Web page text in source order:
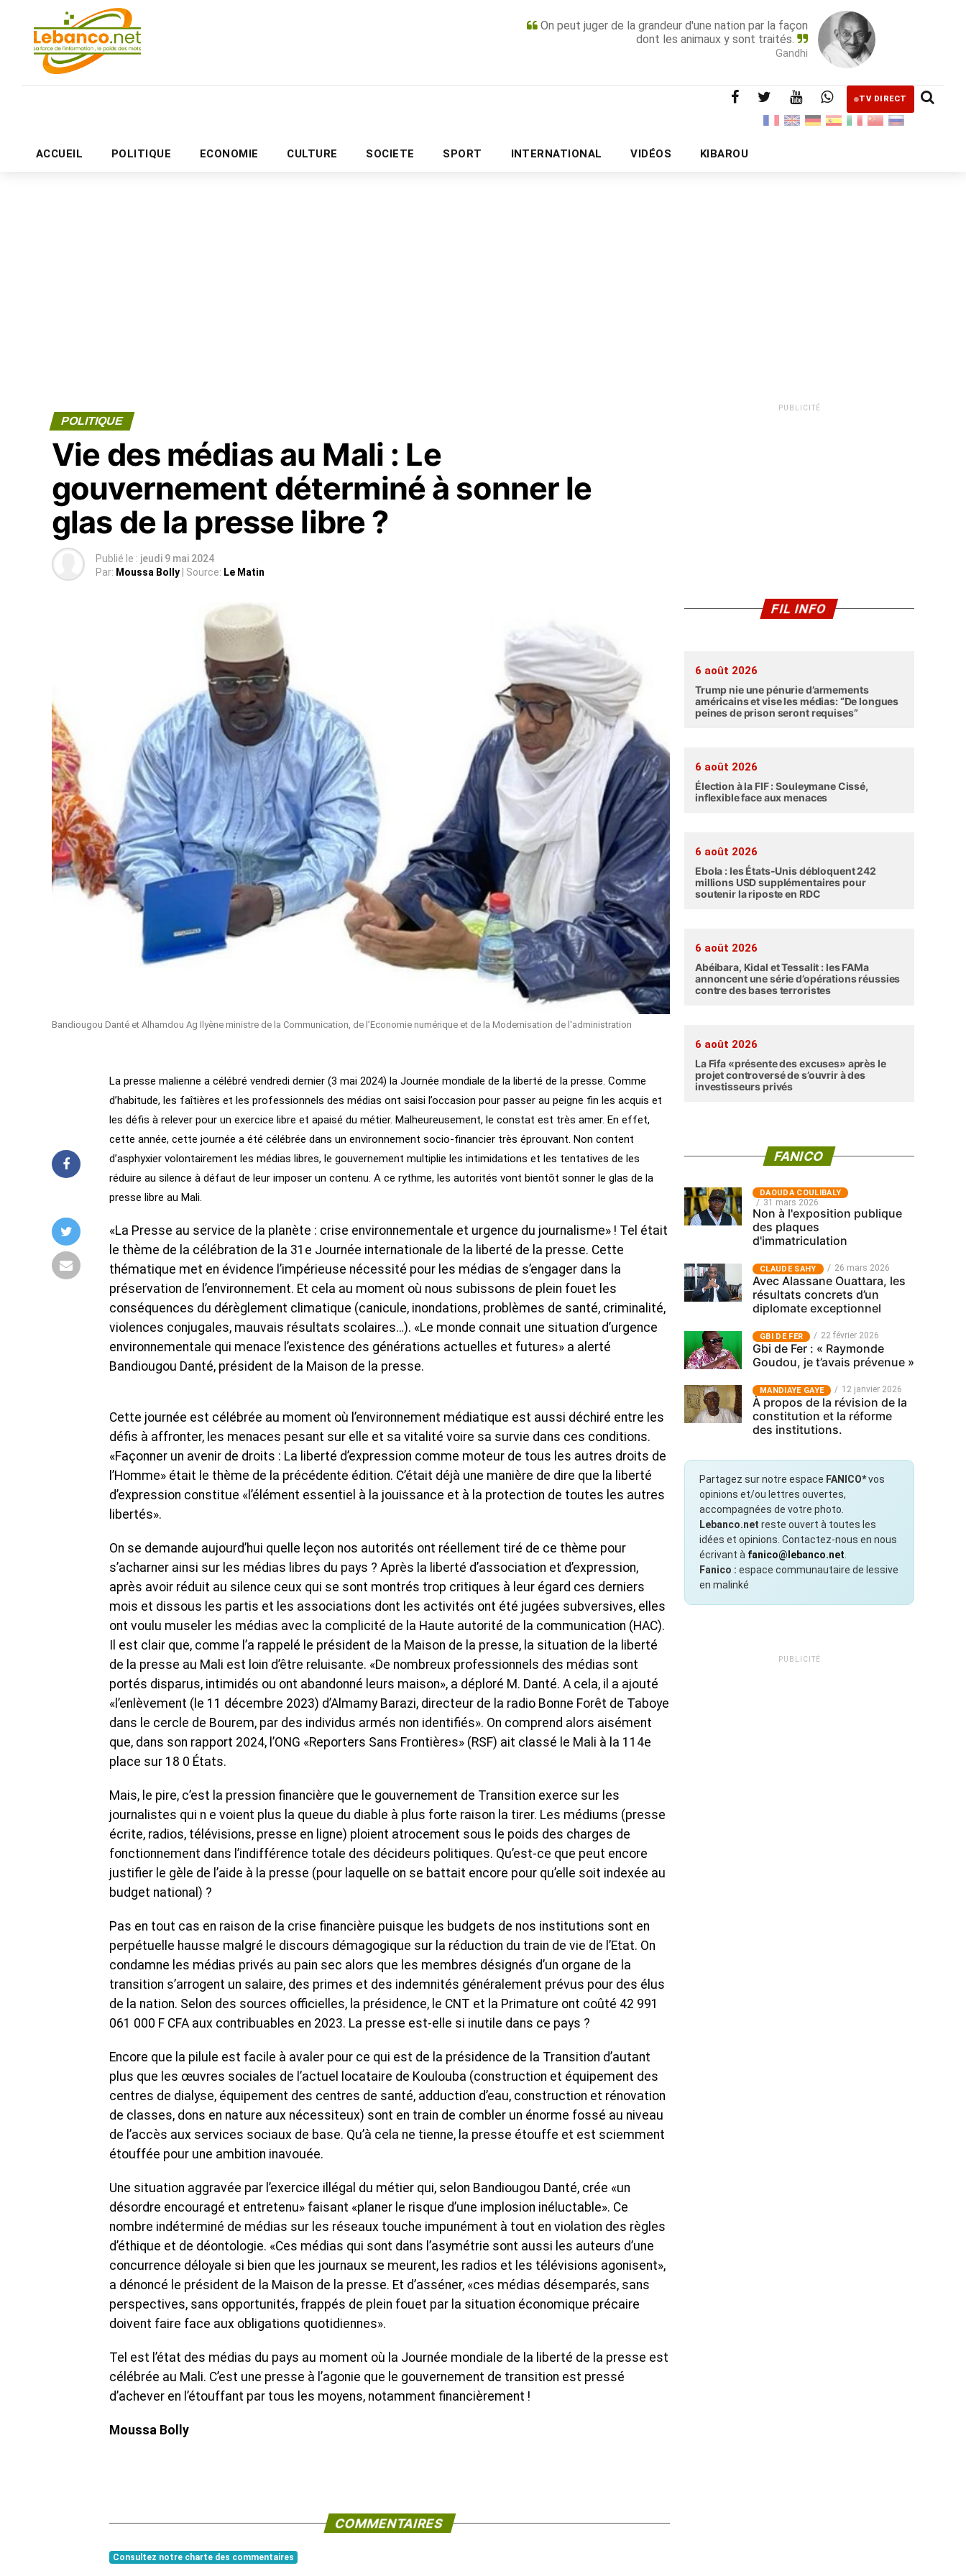
On peut juger de la grandeur d'une nation par la façon
dont les animaux y sont traités.
Gandhi
TV DIRECT
ACCUEIL POLITIQUE ECONOMIE CULTURE SOCIETE SPORT INTERNATIONAL VIDÉOS KIBAROU
PUBLICITÉ
POLITIQUE
Vie des médias au Mali : Le
gouvernement déterminé à sonner le
glas de la presse libre ?
Publié le : jeudi 9 mai 2024
Par: Moussa Bolly | Source: Le Matin
Bandiougou Danté et Alhamdou Ag Ilyène ministre de la Communication, de l’Economie numérique et de la Modernisation de l'administration
La presse malienne a célébré vendredi dernier (3 mai 2024) la Journée mondiale de la liberté de la presse. Comme
d’habitude, les faîtières et les professionnels des médias ont saisi l’occasion pour passer au peigne fin les acquis et
les défis à relever pour un exercice libre et apaisé du métier. Malheureusement, le constat est très amer. En effet,
cette année, cette journée a été célébrée dans un environnement socio-financier très éprouvant. Non content
d’asphyxier volontairement les médias libres, le gouvernement multiplie les intimidations et les tentatives de les
réduire au silence à défaut de leur imposer un contenu. A ce rythme, les autorités vont bientôt sonner le glas de la
presse libre au Mali.
«La Presse au service de la planète : crise environnementale et urgence du journalisme» ! Tel était
le thème de la célébration de la 31e Journée internationale de la liberté de la presse. Cette
thématique met en évidence l’impérieuse nécessité pour les médias de s’engager dans la
préservation de l’environnement. Et cela au moment où nous subissons de plein fouet les
conséquences du dérèglement climatique (canicule, inondations, problèmes de santé, criminalité,
violences conjugales, mauvais résultats scolaires…). «Le monde connait une situation d’urgence
environnementale qui menace l’existence des générations actuelles et futures» a alerté
Bandiougou Danté, président de la Maison de la presse.
Cette journée est célébrée au moment où l’environnement médiatique est aussi déchiré entre les
défis à affronter, les menaces pesant sur elle et sa vitalité voire sa survie dans ces conditions.
«Façonner un avenir de droits : La liberté d’expression comme moteur de tous les autres droits de
l’Homme» était le thème de la précédente édition. C’était déjà une manière de dire que la liberté
d’expression constitue «l’élément essentiel à la jouissance et à la protection de toutes les autres
libertés».
On se demande aujourd’hui quelle leçon nos autorités ont réellement tiré de ce thème pour
s’acharner ainsi sur les médias libres du pays ? Après la liberté d’association et d’expression,
après avoir réduit au silence ceux qui se sont montrés trop critiques à leur égard ces derniers
mois et dissous les partis et les associations dont les activités ont été jugées subversives, elles
ont voulu museler les médias avec la complicité de la Haute autorité de la communication (HAC).
Il est clair que, comme l’a rappelé le président de la Maison de la presse, la situation de la liberté
de la presse au Mali est loin d’être reluisante. «De nombreux professionnels des médias sont
portés disparus, intimidés ou ont abandonné leurs maison», a déploré M. Danté. A cela, il a ajouté
«l’enlèvement (le 11 décembre 2023) d’Almamy Barazi, directeur de la radio Bonne Forêt de Taboye
dans le cercle de Bourem, par des individus armés non identifiés». On comprend alors aisément
que, dans son rapport 2024, l’ONG «Reporters Sans Frontières» (RSF) ait classé le Mali à la 114e
place sur 18 0 États.
Mais, le pire, c’est la pression financière que le gouvernement de Transition exerce sur les
journalistes qui n e voient plus la queue du diable à plus forte raison la tirer. Les médiums (presse
écrite, radios, télévisions, presse en ligne) ploient atrocement sous le poids des charges de
fonctionnement dans l’indifférence totale des décideurs politiques. Qu’est-ce que peut encore
justifier le gèle de l’aide à la presse (pour laquelle on se battait encore pour qu’elle soit indexée au
budget national) ?
Pas en tout cas en raison de la crise financière puisque les budgets de nos institutions sont en
perpétuelle hausse malgré le discours démagogique sur la réduction du train de vie de l’Etat. On
condamne les médias privés au pain sec alors que les membres désignés d’un organe de la
transition s’arrogent un salaire, des primes et des indemnités généralement prévus pour des élus
de la nation. Selon des sources officielles, la présidence, le CNT et la Primature ont coûté 42 991
061 000 F CFA aux contribuables en 2023. La presse est-elle si inutile dans ce pays ?
Encore que la pilule est facile à avaler pour ce qui est de la présidence de la Transition d’autant
plus que les œuvres sociales de l’actuel locataire de Koulouba (construction et équipement des
centres de dialyse, équipement des centres de santé, adduction d’eau, construction et rénovation
de classes, dons en nature aux nécessiteux) sont en train de combler un énorme fossé au niveau
de l’accès aux services sociaux de base. Qu’à cela ne tienne, la presse étouffe et est sciemment
étouffée pour une ambition inavouée.
Une situation aggravée par l’exercice illégal du métier qui, selon Bandiougou Danté, crée «un
désordre encouragé et entretenu» faisant «planer le risque d’une implosion inéluctable». Ce
nombre indéterminé de médias sur les réseaux touche impunément à tout en violation des règles
d’éthique et de déontologie. «Ces médias qui sont dans l’asymétrie sont aussi les auteurs d’une
concurrence déloyale si bien que les journaux se meurent, les radios et les télévisions agonisent»,
a dénoncé le président de la Maison de la presse. Et d’asséner, «ces médias désemparés, sans
perspectives, sans opportunités, frappés de plein fouet par la situation économique précaire
doivent faire face aux obligations quotidiennes».
Tel est l’état des médias du pays au moment où la Journée mondiale de la liberté de la presse est
célébrée au Mali. C’est une presse à l’agonie que le gouvernement de transition est pressé
d’achever en l’étouffant par tous les moyens, notamment financièrement !
Moussa Bolly
COMMENTAIRES
Consultez notre charte des commentaires
PUBLICITÉ
FIL INFO
6 août 2026
Trump nie une pénurie d’armements
américains et vise les médias: “De longues
peines de prison seront requises”
6 août 2026
Élection à la FIF : Souleymane Cissé,
inflexible face aux menaces
6 août 2026
Ebola : les États-Unis débloquent 242
millions USD supplémentaires pour
soutenir la riposte en RDC
6 août 2026
Abéibara, Kidal et Tessalit : les FAMa
annoncent une série d’opérations réussies
contre des bases terroristes
6 août 2026
La Fifa «présente des excuses» après le
projet controversé de s’ouvrir à des
investisseurs privés
FANICO
‎DAOUDA COULIBALY
31 mars 2026
Non à l'exposition publique
des plaques
d'immatriculation
CLAUDE SAHY 26 mars 2026
Avec Alassane Ouattara, les
résultats concrets d’un
diplomate exceptionnel
GBI DE FER 22 février 2026
Gbi de Fer : « Raymonde
Goudou, je t’avais prévenue »
MANDIAYE GAYE 12 janvier 2026
À propos de la révision de la
constitution et la réforme
des institutions.
Partagez sur notre espace FANICO*vos
opinions et/ou lettres ouvertes,
accompagnées de votre photo.
Lebanco.net reste ouvert à toutes les
idées et opinions. Contactez-nous en nous
écrivant à fanico@lebanco.net
Fanico : espace communautaire de lessive
en malinké
PUBLICITÉ